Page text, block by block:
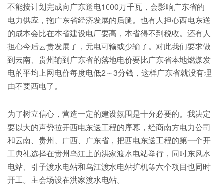
不能按计划完成向广东送电1000万千瓦，会影响广东省的
电力供应，拖广东省经济发展的后腿。也有人担心西电东送
的成本会比在本省建设电厂要高，本省得不到税收。还有人
担心今后云贵发展了，无电可输或少输了。对此我们要求做
到云南、贵州输到广东省的落地电价要比广东省本地燃煤发
电的平均上网电价每度电低2～3分钱，这样广东省就没有理
由不要西电了。
为了树立信心，营造一定的建设氛围是十分必要的。我决定
要以大的声势拉开西电东送工程的序幕，经商南方电力公司
和云南、贵州、广西、广东省，把西电东送工程的第一个开
工典礼选择在贵州乌江上的洪家渡水电站举行，同时东风水
电站、引子渡水电站和乌江渡水电站扩机等六个项目也同时
开工。主会场设在洪家渡水电站。